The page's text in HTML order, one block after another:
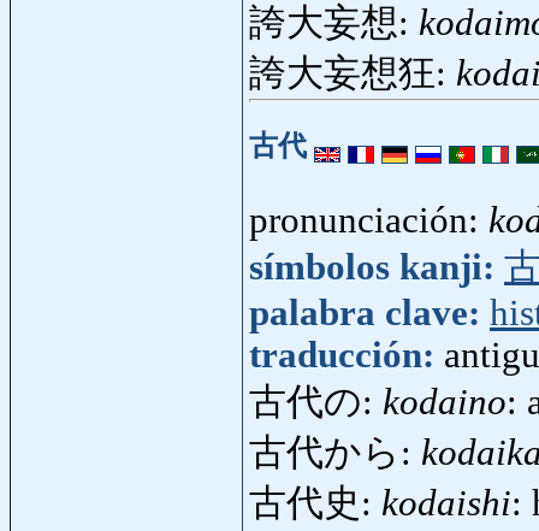
誇大妄想:
誇大妄想狂:
古代
pronunciación:
símbolos kanji:
palabra clave:
traducción:
古代の: kodaino:
古代から:
古代史: kodaishi: